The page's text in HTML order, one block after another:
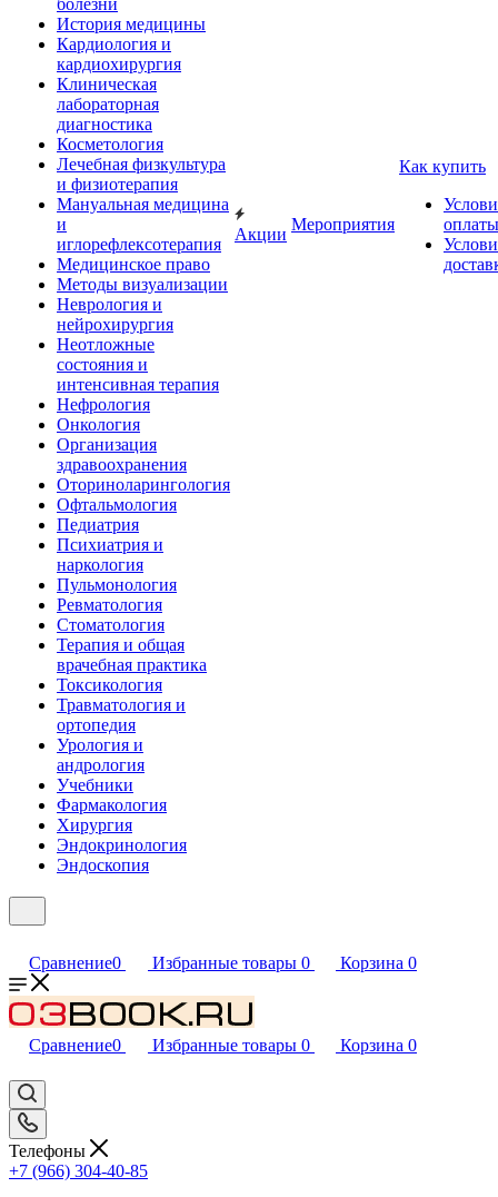
болезни
История медицины
Кардиология и
кардиохирургия
Клиническая
лабораторная
диагностика
Косметология
Лечебная физкультура
и физиотерапия
Мануальная медицина
и
иглорефлексотерапия
Медицинское право
Методы визуализации
Неврология и
нейрохирургия
Неотложные
состояния и
интенсивная терапия
Нефрология
Онкология
Организация
здравоохранения
Оториноларингология
Офтальмология
Педиатрия
Психиатрия и
наркология
Пульмонология
Ревматология
Стоматология
Терапия и общая
врачебная практика
Токсикология
Травматология и
ортопедия
Урология и
андрология
Учебники
Фармакология
Хирургия
Эндокринология
Эндоскопия
Акции
Мероприятия
Как купить
оплаты
Сравнение0 Избранные товары 0 Корзина 0
Сравнение0 Избранные товары 0 Корзина 0
Телефоны
+7 (966) 304-40-85